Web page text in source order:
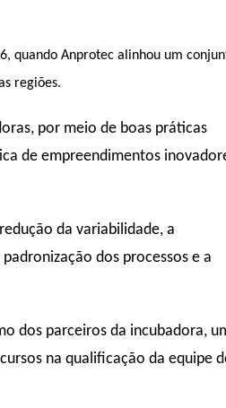
quando Anprotec alinhou um
regiões.
por meio de boas práticas
de empreendimentos
da variabilidade, a
dos processos e a
dos parceiros da incubadora,
na qualificação da equipe